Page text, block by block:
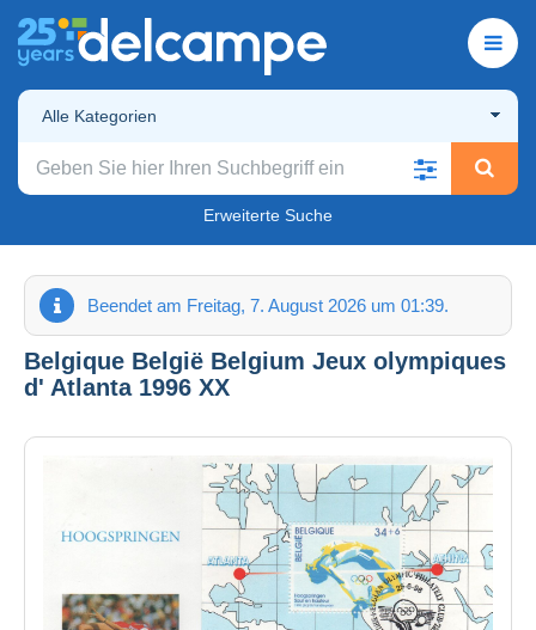
Alle Kategorien
Erweiterte Suche
Beendet am Freitag, 7. August 2026 um 01:39.
Belgique België Belgium Jeux olympiques
d' Atlanta 1996 XX